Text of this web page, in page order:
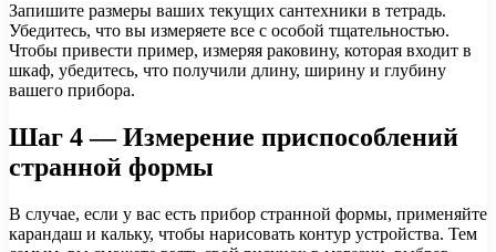
Запишите размеры ваших текущих сантехники в тетрадь.
Убедитесь, что вы измеряете все с особой тщательностью.
Чтобы привести пример, измеряя раковину, которая входит в
шкаф, убедитесь, что получили длину, ширину и глубину
вашего прибора.
Шаг 4 — Измерение приспособлений
странной формы
В случае, если у вас есть прибор странной формы, применяйте
карандаш и кальку, чтобы нарисовать контур устройства. Тем